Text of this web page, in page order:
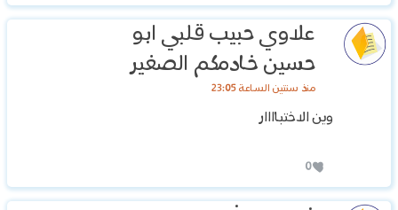
علاوي حبيب قلبي ابو
حسين خادمكم الصغير
منذ سنتين الساعة 23:05
وين الاختباااار
0